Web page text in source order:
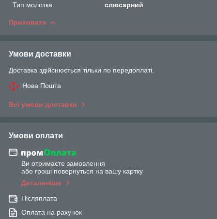
Тип молотка
слюсарний
Приховати
Умови доставки
Доставка здійснюється тільки по передоплаті.
Нова Пошта
Всі умови доставки
Умови оплати
Ви отримаєте замовлення
або гроші повернуться на вашу картку
Детальніше
Післяплата
Оплата на рахунок